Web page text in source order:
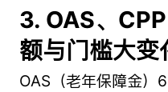
3. OAS、
额与门槛大变
OAS（老年保障金）